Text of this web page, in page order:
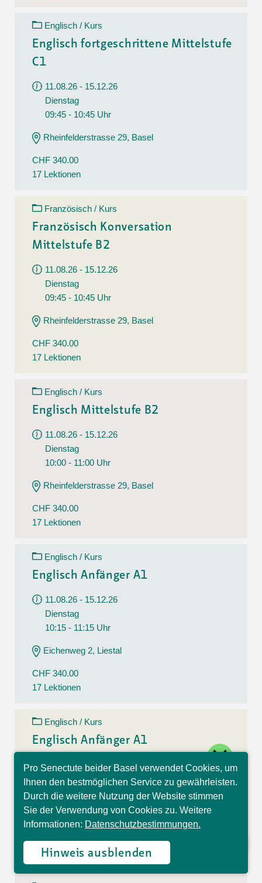
Englisch / Kurs
Englisch fortgeschrittene Mittelstufe
C1
11.08.26 - 15.12.26
Dienstag
09:45 - 10:45 Uhr
Rheinfelderstrasse 29, Basel
CHF 340.00
17 Lektionen
Französisch / Kurs
Französisch Konversation
Mittelstufe B2
11.08.26 - 15.12.26
Dienstag
09:45 - 10:45 Uhr
Rheinfelderstrasse 29, Basel
CHF 340.00
17 Lektionen
Englisch / Kurs
Englisch Mittelstufe B2
11.08.26 - 15.12.26
Dienstag
10:00 - 11:00 Uhr
Rheinfelderstrasse 29, Basel
CHF 340.00
17 Lektionen
Englisch / Kurs
Englisch Anfänger A1
11.08.26 - 15.12.26
Dienstag
10:15 - 11:15 Uhr
Eichenweg 2, Liestal
CHF 340.00
17 Lektionen
Englisch / Kurs
Englisch Anfänger A1
11.08.26 - 15.12.26
Dienstag
10:30 - 11:30 Uhr
Eichenweg 2, Liestal
17 Lektionen
Pro Senectute beider Basel verwendet Cookies, um
Ihnen den bestmöglichen Service zu gewährleisten.
Durch die weitere Nutzung der Website stimmen
Sie der Verwendung von Cookies zu. Weitere
Informationen: Datenschutzbestimmungen.
Hinweis ausblenden
Hallo, ich bin Sophia und
beantworte gerne Ihre
Fragen.
close